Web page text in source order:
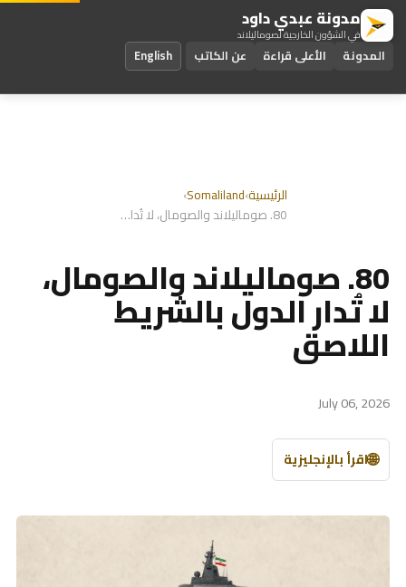
مدونة عبدي داود
في الشؤون الخارجية لصوماليلاند
المدونة الأعلى قراءة عن الكاتب English
الرئيسية›
Somaliland
›
80. صوماليلاند والصومال، لا تُدار الدول بالشريط اللاصق
80. صوماليلاند والصومال،
لا تُدار الدول بالشريط
اللاصق
July 06, 2026
🌐اقرأ بالإنجليزية